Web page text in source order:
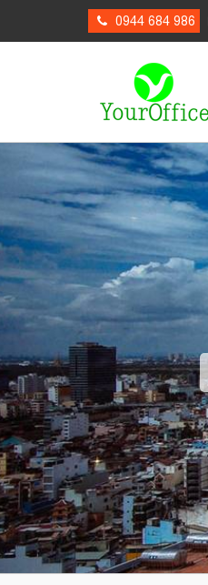
0944 684 986